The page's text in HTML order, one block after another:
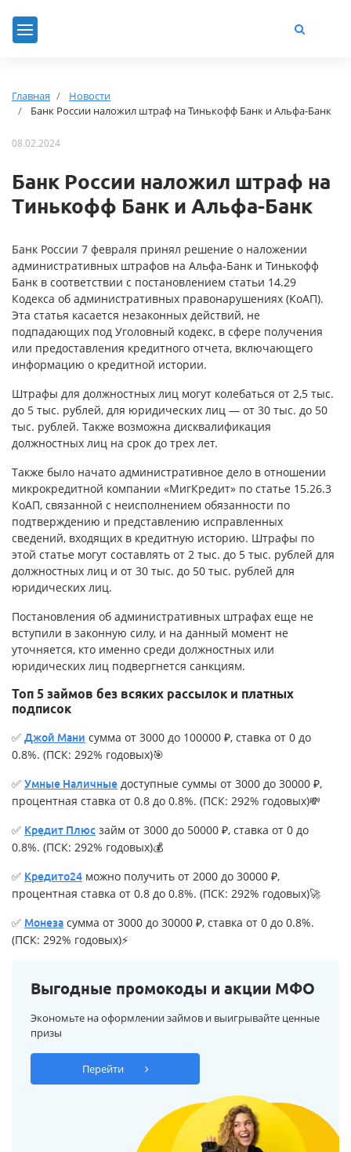
Главная
Новости
Банк России наложил штраф на Тинькофф Банк и Альфа-Банк
08.02.2024
Банк России наложил штраф на
Тинькофф Банк и Альфа-Банк
Банк России 7 февраля принял решение о наложении
административных штрафов на Альфа-Банк и Тинькофф
Банк в соответствии с постановлением статьи 14.29
Кодекса об административных правонарушениях (КоАП).
Эта статья касается незаконных действий, не
подпадающих под Уголовный кодекс, в сфере получения
или предоставления кредитного отчета, включающего
информацию о кредитной истории.
Штрафы для должностных лиц могут колебаться от 2,5 тыс.
до 5 тыс. рублей, для юридических лиц — от 30 тыс. до 50
тыс. рублей. Также возможна дисквалификация
должностных лиц на срок до трех лет.
Также было начато административное дело в отношении
микрокредитной компании «МигКредит» по статье 15.26.3
КоАП, связанной с неисполнением обязанности по
подтверждению и представлению исправленных
сведений, входящих в кредитную историю. Штрафы по
этой статье могут составлять от 2 тыс. до 5 тыс. рублей для
должностных лиц и от 30 тыс. до 50 тыс. рублей для
юридических лиц.
Постановления об административных штрафах еще не
вступили в законную силу, и на данный момент не
уточняется, кто именно среди должностных или
юридических лиц подвергнется санкциям.
Топ 5 займов без всяких рассылок и платных
подписок
✅ Джой Мани сумма от 3000 до 100000 ₽, ставка от 0 до
0.8%. (ПСК: 292% годовых)🎯
✅ Умные Наличные доступные суммы от 3000 до 30000 ₽,
процентная ставка от 0.8 до 0.8%. (ПСК: 292% годовых)💸
✅ Кредит Плюс займ от 3000 до 50000 ₽, ставка от 0 до
0.8%. (ПСК: 292% годовых)💰
✅ Кредито24 можно получить от 2000 до 30000 ₽,
процентная ставка от 0.8 до 0.8%. (ПСК: 292% годовых)🚀
✅ Монеза сумма от 3000 до 30000 ₽, ставка от 0 до 0.8%.
(ПСК: 292% годовых)⚡
Выгодные промокоды и акции МФО
Экономьте на оформлении займов и выигрывайте ценные
призы
Перейти